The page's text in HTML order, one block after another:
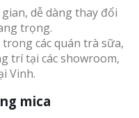
dễ dàng thay đổi
trọng.
các quán trà sữa,
trí tại các showroom,
Vinh.
mica